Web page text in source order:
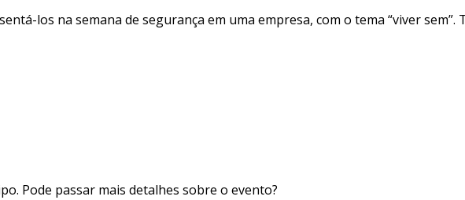
los na semana de segurança em uma empresa, com o tema “viver
Pode passar mais detalhes sobre o evento?